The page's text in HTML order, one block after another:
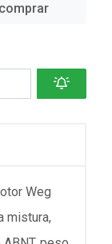
Weg
mistura,